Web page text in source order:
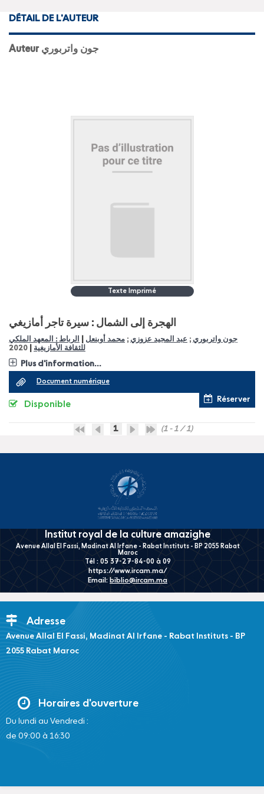
DÉTAIL DE L'AUTEUR
Auteur جون واتربوري
Texte Imprimé
الهجرة إلى الشمال : سيرة تاجر أمازيغي
جون واتربوري ; عبد المجيد عزوزي ; محمد أوبنعل
الرباط : المعهد الملكي
للثقافة الأمازيغية
2020
Plus d'information...
Document numérique
Réserver
Disponible
1 (1 - 1 / 1)
Institut royal de la culture amazighe
Avenue Allal El Fassi, Madinat Al Irfane - Rabat Instituts - BP 2055 Rabat
Maroc
Tél : 05 37-27-84-00 à 09
https://www.ircam.ma/
Email: biblio@ircam.ma
Adresse
Avenue Allal El Fassi, Madinat Al Irfane - Rabat Instituts - BP
2055 Rabat Maroc
Horaires d'ouverture
Du lundi au Vendredi :
de 09:00 à 16:30